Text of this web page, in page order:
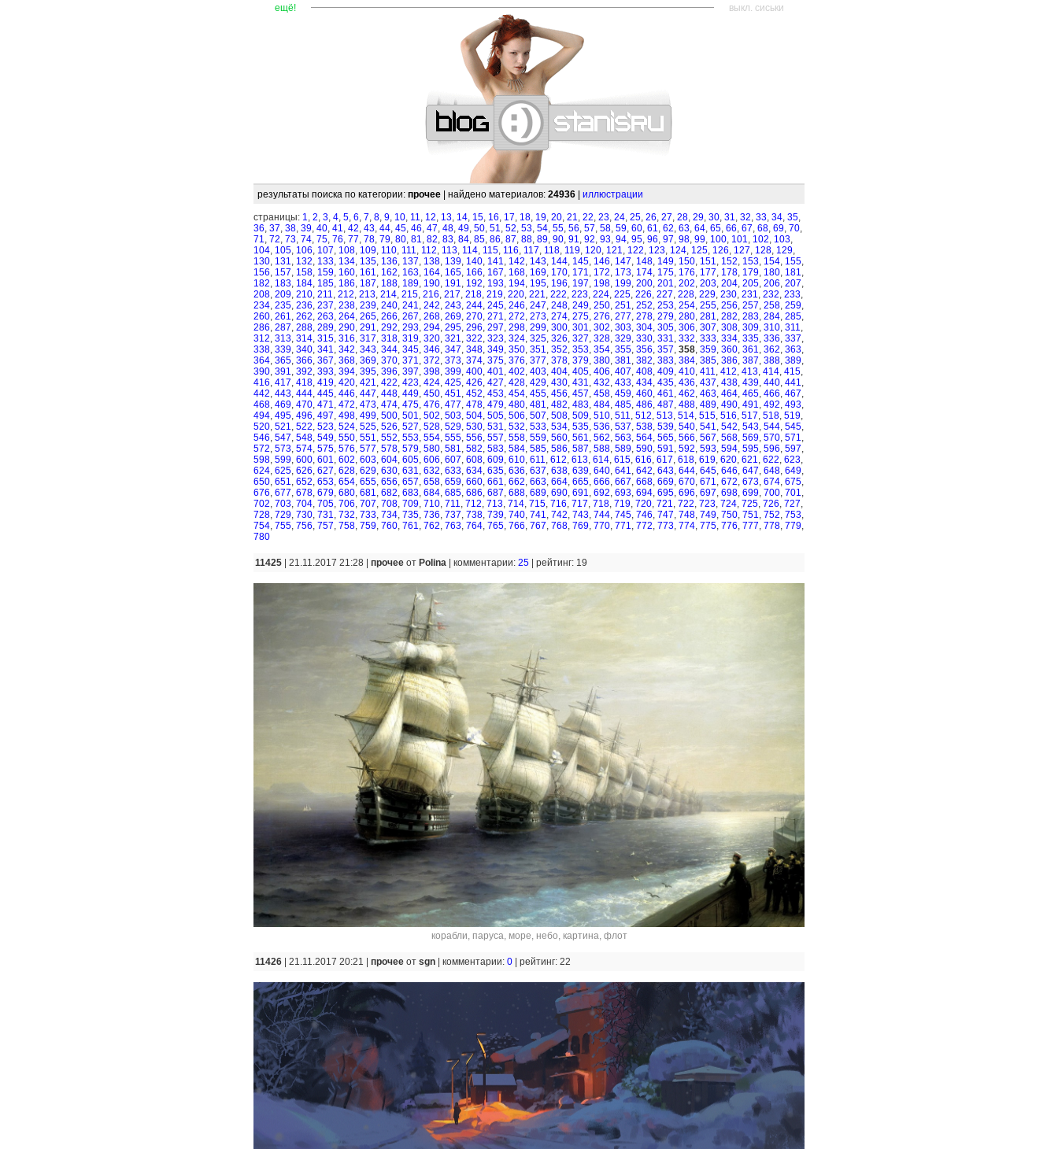
ещё! ———————————————————————————————— выкл. сиськи
результаты поиска по категории: прочее | найдено материалов: 24936 иллюстрации
страницы: 1, 2, 3, 4, 5, 6, 7, 8, 9, 10, 11, 12, 13, 14, 15, 16, 17, 18, 19, 20, 21, 22, 23, 24, 25, 26, 27, 28, 29, 30, 31, 32, 33, 34, 35,
36, 37, 38, 39, 40, 41, 42, 43, 44, 45, 46, 47, 48, 49, 50, 51, 52, 53, 54, 55, 56, 57, 58, 59, 60, 61, 62, 63, 64, 65, 66, 67, 68, 69, 70,
71, 72, 73, 74, 75, 76, 77, 78, 79, 80, 81, 82, 83, 84, 85, 86, 87, 88, 89, 90, 91, 92, 93, 94, 95, 96, 97, 98, 99, 100, 101, 102, 103,
104, 105, 106, 107, 108, 109, 110, 111, 112, 113, 114, 115, 116, 117, 118, 119, 120, 121, 122, 123, 124, 125, 126, 127, 128, 129,
130, 131, 132, 133, 134, 135, 136, 137, 138, 139, 140, 141, 142, 143, 144, 145, 146, 147, 148, 149, 150, 151, 152, 153, 154, 155,
156, 157, 158, 159, 160, 161, 162, 163, 164, 165, 166, 167, 168, 169, 170, 171, 172, 173, 174, 175, 176, 177, 178, 179, 180, 181,
182, 183, 184, 185, 186, 187, 188, 189, 190, 191, 192, 193, 194, 195, 196, 197, 198, 199, 200, 201, 202, 203, 204, 205, 206, 207,
208, 209, 210, 211, 212, 213, 214, 215, 216, 217, 218, 219, 220, 221, 222, 223, 224, 225, 226, 227, 228, 229, 230, 231, 232, 233,
234, 235, 236, 237, 238, 239, 240, 241, 242, 243, 244, 245, 246, 247, 248, 249, 250, 251, 252, 253, 254, 255, 256, 257, 258, 259,
260, 261, 262, 263, 264, 265, 266, 267, 268, 269, 270, 271, 272, 273, 274, 275, 276, 277, 278, 279, 280, 281, 282, 283, 284, 285,
286, 287, 288, 289, 290, 291, 292, 293, 294, 295, 296, 297, 298, 299, 300, 301, 302, 303, 304, 305, 306, 307, 308, 309, 310, 311,
312, 313, 314, 315, 316, 317, 318, 319, 320, 321, 322, 323, 324, 325, 326, 327, 328, 329, 330, 331, 332, 333, 334, 335, 336, 337,
338, 339, 340, 341, 342, 343, 344, 345, 346, 347, 348, 349, 350, 351, 352, 353, 354, 355, 356, 357, 358, 359, 360, 361, 362, 363,
364, 365, 366, 367, 368, 369, 370, 371, 372, 373, 374, 375, 376, 377, 378, 379, 380, 381, 382, 383, 384, 385, 386, 387, 388, 389,
390, 391, 392, 393, 394, 395, 396, 397, 398, 399, 400, 401, 402, 403, 404, 405, 406, 407, 408, 409, 410, 411, 412, 413, 414, 415,
416, 417, 418, 419, 420, 421, 422, 423, 424, 425, 426, 427, 428, 429, 430, 431, 432, 433, 434, 435, 436, 437, 438, 439, 440, 441,
442, 443, 444, 445, 446, 447, 448, 449, 450, 451, 452, 453, 454, 455, 456, 457, 458, 459, 460, 461, 462, 463, 464, 465, 466, 467,
468, 469, 470, 471, 472, 473, 474, 475, 476, 477, 478, 479, 480, 481, 482, 483, 484, 485, 486, 487, 488, 489, 490, 491, 492, 493,
494, 495, 496, 497, 498, 499, 500, 501, 502, 503, 504, 505, 506, 507, 508, 509, 510, 511, 512, 513, 514, 515, 516, 517, 518, 519,
520, 521, 522, 523, 524, 525, 526, 527, 528, 529, 530, 531, 532, 533, 534, 535, 536, 537, 538, 539, 540, 541, 542, 543, 544, 545,
546, 547, 548, 549, 550, 551, 552, 553, 554, 555, 556, 557, 558, 559, 560, 561, 562, 563, 564, 565, 566, 567, 568, 569, 570, 571,
572, 573, 574, 575, 576, 577, 578, 579, 580, 581, 582, 583, 584, 585, 586, 587, 588, 589, 590, 591, 592, 593, 594, 595, 596, 597,
598, 599, 600, 601, 602, 603, 604, 605, 606, 607, 608, 609, 610, 611, 612, 613, 614, 615, 616, 617, 618, 619, 620, 621, 622, 623,
624, 625, 626, 627, 628, 629, 630, 631, 632, 633, 634, 635, 636, 637, 638, 639, 640, 641, 642, 643, 644, 645, 646, 647, 648, 649,
650, 651, 652, 653, 654, 655, 656, 657, 658, 659, 660, 661, 662, 663, 664, 665, 666, 667, 668, 669, 670, 671, 672, 673, 674, 675,
676, 677, 678, 679, 680, 681, 682, 683, 684, 685, 686, 687, 688, 689, 690, 691, 692, 693, 694, 695, 696, 697, 698, 699, 700, 701,
702, 703, 704, 705, 706, 707, 708, 709, 710, 711, 712, 713, 714, 715, 716, 717, 718, 719, 720, 721, 722, 723, 724, 725, 726, 727,
728, 729, 730, 731, 732, 733, 734, 735, 736, 737, 738, 739, 740, 741, 742, 743, 744, 745, 746, 747, 748, 749, 750, 751, 752, 753,
754, 755, 756, 757, 758, 759, 760, 761, 762, 763, 764, 765, 766, 767, 768, 769, 770, 771, 772, 773, 774, 775, 776, 777, 778, 779,
780
11425 | 21.11.2017 21:28 | прочее от Polina комментарии: 25 рейтинг: 19
корабли, паруса, море, небо, картина, флот
11426 | 21.11.2017 20:21 | прочее от sgn комментарии: 0 рейтинг: 22